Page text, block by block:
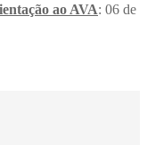
ao AVA: 06 de